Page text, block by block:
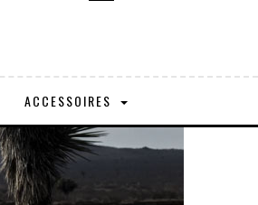
ACCESSOIRES